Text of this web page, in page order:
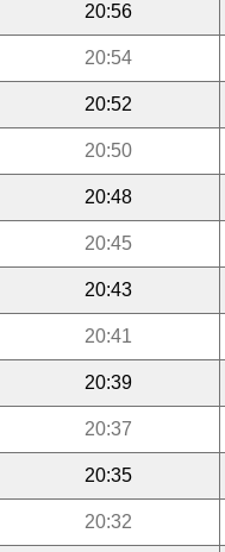
20:56
20:54
20:52
20:50
20:48
20:45
20:43
20:41
20:39
20:37
20:35
20:32